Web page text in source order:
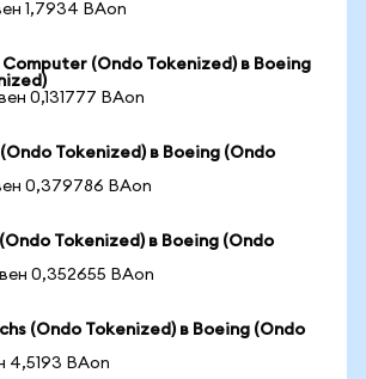
1,7934 BAon
(Ondo Tokenized) в Boeing
0,131777 BAon
Tokenized) в Boeing (Ondo
0,379786 BAon
Tokenized) в Boeing (Ondo
0,352655 BAon
(Ondo Tokenized) в Boeing (Ondo
4,5193 BAon